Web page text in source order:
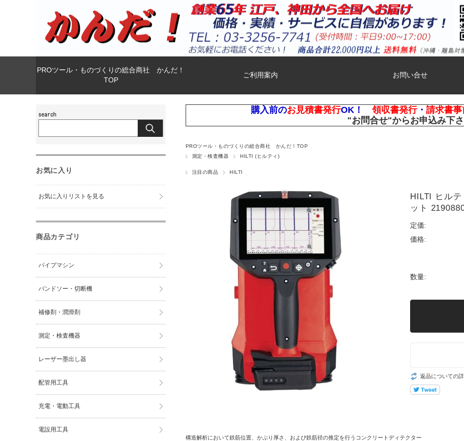
PROツール・ものづくりの総合商社 かんだ！
TOP
ご利用案内 お問い合せ
購入前のお見積書発行OK！ 領収書発行・ 請求書
"お問合せ"からお申込み下
PROツール・ものづくりの総合商社 かんだ！TOP
測定・検査機器
HILTI (ヒルティ)
注目の商品 HILTI
HILTI ヒル
ット
定価:
価格:
数量:
返品についての
構造解析において鉄筋位置、かぶり厚さ、および鉄筋径の推定を行うコンクリートディテクター
お気に入り
お気に入りリストを見る
商品カテゴリ
パイプマシン
バンドソー・切断機
補修剤・潤滑剤
測定・検査機器
レーザー墨出し器
配管用工具
充電・電動工具
電設用工具